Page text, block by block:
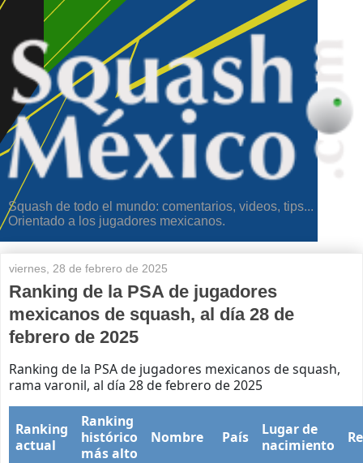
Squash de todo el mundo: comentarios, videos, tips...
Orientado a los jugadores mexicanos.
viernes, 28 de febrero de 2025
Ranking de la PSA de jugadores
mexicanos de squash, al día 28 de
febrero de 2025
Ranking de la PSA de jugadores mexicanos de squash,
rama varonil, al día 28 de febrero de 2025
Ranking
actual
Ranking
histórico
más alto
Nombre País
Lugar de
nacimiento